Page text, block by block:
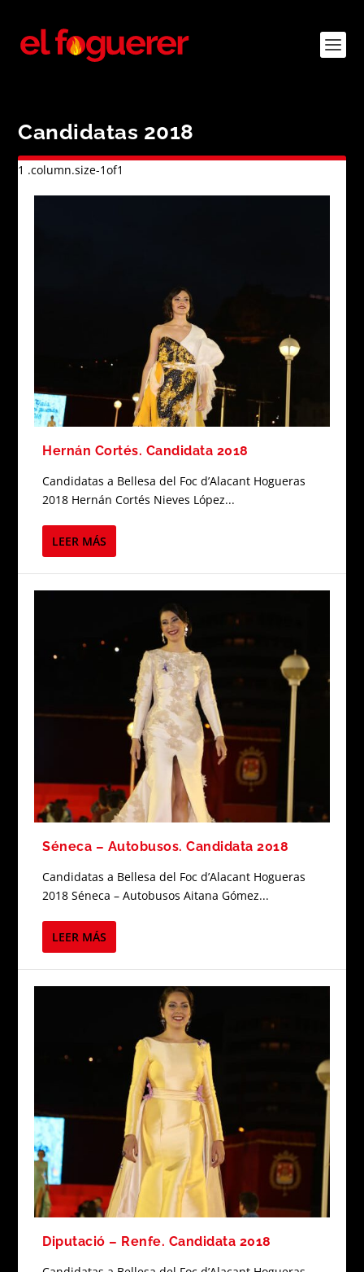
Candidatas 2018
Hernán Cortés. Candidata 2018
Candidatas a Bellesa del Foc d’Alacant Hogueras
2018 Hernán Cortés Nieves López...
LEER MÁS
Séneca – Autobusos. Candidata 2018
Candidatas a Bellesa del Foc d’Alacant Hogueras
2018 Séneca – Autobusos Aitana Gómez...
LEER MÁS
Diputació – Renfe. Candidata 2018